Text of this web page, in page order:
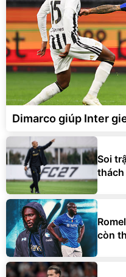
Dimarco giúp Inter
Soi
thách
còn